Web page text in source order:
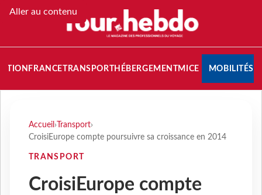
Aller au contenu
FRANCETRANSPORT HÉBERGEMENTMICE MOBILITÉS
Accueil › Transport›
CroisiEurope compte poursuivre sa croissance en 2014
TRANSPORT
CroisiEurope compte